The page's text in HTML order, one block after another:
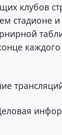
клубов
стадионе